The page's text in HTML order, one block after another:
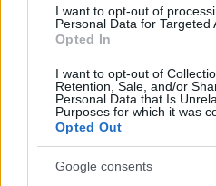
I want to opt-out of
Personal Data for Targeted
Opted In
I want to opt-out of
Retention, Sale, and/or
Personal Data that Is
Purposes for which it was
Opted Out
Google consents
A legenda szerint Lorántffy
köszönhetjük a tokaji aszúbort,
kocsmában.